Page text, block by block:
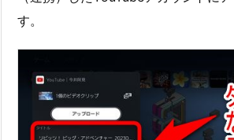
す。